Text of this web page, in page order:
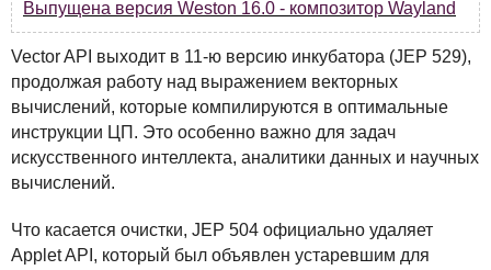
Выпущена версия Weston 16.0 - композитор Wayland
VectorAPI выходит в 11-ю версию инкубатора (JEP 529),
продолжая работу над выражением векторных
вычислений, которые компилируются в оптимальные
инструкции ЦП. Это особенно важно для задач
искусственного интеллекта, аналитики данных и научных
вычислений.
Что касается очистки, JEP 504 официально удаляет
AppletAPI , который был объявлен устаревшим для